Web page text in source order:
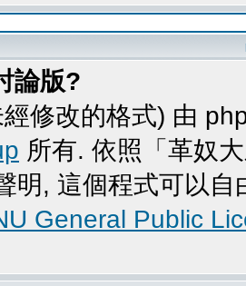
論版?
修改的格式) 由
所有. 依照「革奴
明, 這個程式可以
General Public